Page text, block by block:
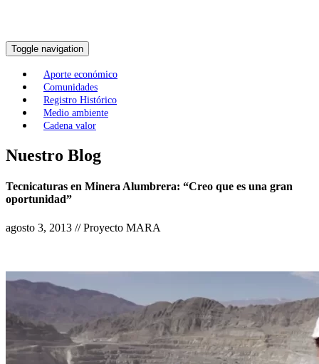
Toggle navigation
Aporte económico
Comunidades
Registro Histórico
Medio ambiente
Cadena valor
Nuestro Blog
Tecnicaturas en Minera Alumbrera: “Creo que es una gran
oportunidad”
agosto 3, 2013 // Proyecto MARA